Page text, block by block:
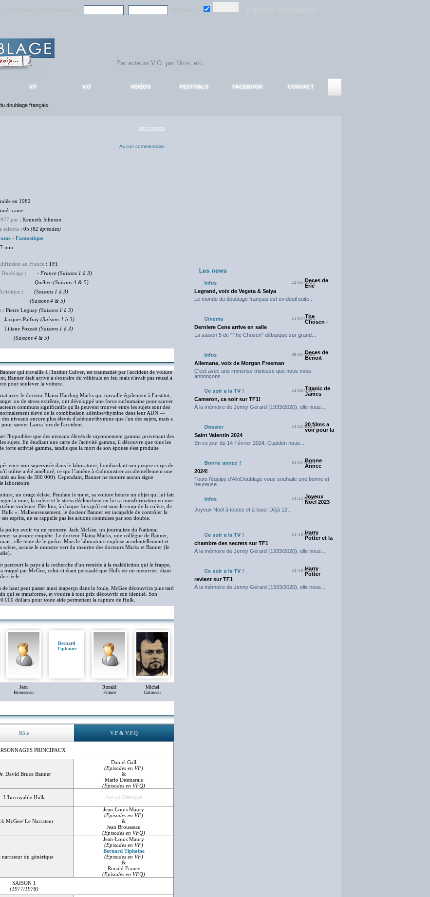
V.F V.O VIDÉOS FESTIVALS FACEBOOK CONTACT
doublage français.
26/12/2020
Aucun commentaire
en 1982
par : Kenneth Johnson
saisons : 05 (82 épisodes)
- Fantastique
min
en France : TF1
Doublage : - France (Saisons 1 à 3)
- Québec (Saisons 4 & 5)
:
(Saisons 1 à 3)
(Saisons 4 & 5)
: Pierre Leguay (Saisons 1 à 3)
Palfray (Saisons 1 à 3)
Pozzati (Saisons 1 à 3)
(Saisons 4 & 5)
qui travaille à l'Institut Culver, est traumatisé par l'accident de voiture
Banner était arrivé à s'extraire du véhicule en feu mais n'avait pas réussi à
pour soulever la voiture.
avec le docteur Elaina Harding Marks qui travaille également à l'institut,
ou de stress extrême, ont développé une force surhumaine pour sauver
communs significatifs qu'ils peuvent trouver entre les sujets sont des
élevé de la combinaison adénine/thymine dans leur ADN —
niveaux encore plus élevés d'adénine/thymine que l'un des sujets, mais a
sauver Laura lors de l'accident.
l'hypothèse que des niveaux élevés de rayonnement gamma provenant des
sujets. En étudiant une carte de l'activité gamma, il découvre que tous les
forte activité gamma, tandis que la mort de son épouse s'est produite
non supervisée dans le laboratoire, bombardant son propre corps de
utilise a été amélioré, ce qui l’amène à s'administrer accidentellement une
au lieu de 300 000). Cependant, Banner ne montre aucun signe
laboratoire.
un orage éclate. Pendant le trajet, sa voiture heurte un objet qui lui fait
la roue, la colère et le stress déclenchent en lui sa transformation en une
violence. Dès lors, à chaque fois qu'il est sous le coup de la colère, de
». Malheureusement, le docteur Banner est incapable de contrôler la
esprits, ne se rappelle pas les actions commises par son double.
police avoir vu un monstre. Jack McGee, un journaliste du National
sa propre enquête. Le docteur Elaina Marks, une collègue de Banner,
; elle tente de le guérir. Mais le laboratoire explose accidentellement et
accuse le monstre vert du meurtre des docteurs Marks et Banner (le
parcourt le pays à la recherche d'un remède à la malédiction qui le frappe,
traqué par McGee, celui-ci étant persuadé que Hulk est un meurtrier, étant
siècle.
haut peut passer ainsi inaperçu dans la foule, McGee découvrira plus tard
qui se transforme, et voudra à tout prix découvrir son identité. Son
000 dollars pour toute aide permettant la capture de Hulk.
Jean
Brousseau
Bernard
Tiphaine
Ronald
France
Michel
Gatineau
Rôle V.F & V.F.Q
PRINCIPAUX
David Bruce Banner
Daniel Gall
(Episodes en VF)
&
Mario Desmarais
(Episodes en VFQ)
L'Incroyable Hulk Aucun Dialogue
McGee/ Le Narrateur
Jean-Louis Maury
(Episodes en VF)
&
Jean Brousseau
(Episodes en VFQ)
narrateur du générique
Jean-Louis Maury
(Episodes en VF)
Bernard Tiphaine
(Episodes en VF)
&
Ronald France
(Episodes en VFQ)
SAISON 1
(1977/1978)
22/05/2025Deces de
Eric
Legrand, voix de Vegeta & Seiya
Le monde du doublage français est en deuil suite...
11/04/2025
The
Chosen -
Derniere Cene arrive en salle
La saison 5 de "The Chosen" débarque sur grand...
09/01/2025Deces de
Benoit
Allemane, voix de Morgan Freeman
C'est avec une immense tristesse que nous vous
annonçons...
23/06/2024Titanic de
James
Cameron, ce soir sur TF1!
À la mémoire de Jenny Gérard (1933/2020), elle nous...
14/02/202420 films a
voir pour la
Saint Valentin 2024
En ce jour du 14 Février 2024, Cupidon nous...
01/01/2024
Bonne
Annee
2024!
Toute l'équipe d'AlloDoublage vous souhaite une bonne et
heureuse...
24/12/2023
Joyeux
Noel 2023
Joyeux Noël à toutes et à tous! Déjà 12...
31/10/2023
Harry
Potter et la
chambre des secrets sur TF1
À la mémoire de Jenny Gérard (1933/2020), elle nous...
23/10/2023
Harry
Potter
revient sur TF1
À la mémoire de Jenny Gérard (1933/2020), elle nous...